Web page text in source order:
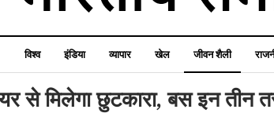
विश्व इंडिया व्यापार खेल जीवन शैली
से मिलेगा छुटकारा, बस इन तीन